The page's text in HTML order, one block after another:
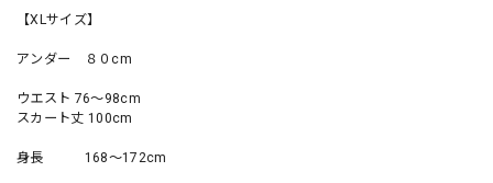
【XLサイズ】
アンダー ８０cm
ウエスト 76〜98cm
スカート丈 100cm
身長 168〜172cm